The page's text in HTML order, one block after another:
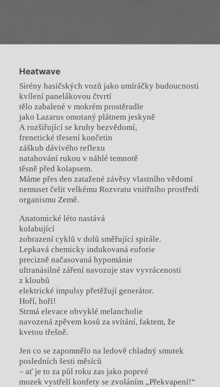
Heatwave
Sirény hasičských vozů jako umíráčky budoucnosti
kvílení panelákovou čtvrtí
tělo zabalené v mokrém prostěradle
jako Lazarus omotaný plátnem jeskyně
A rozšiřující se kruhy bezvědomí,
frenetické třesení končetin
záškub dávivého reflexu
natahování rukou v náhlé temnotě
těsně před kolapsem.
Máme přes den zatažené závěsy vlastního vědomí
nemuset čelit velkému Rozvratu vnitřního prostředí
organismu Země.
Anatomické léto nastává
kolabující
zobrazení cyklů v dolů směřující spirále.
Lepkavá chemicky indukovaná euforie
precizně načasovaná hypománie
ultranásilné záření navozuje stav vyvrácenosti
z kloubů
elektrické impulsy přetěžují generátor.
Hoří, hoří!
Strmá elevace obvyklé melancholie
navozená zpěvem kosů za svítání, faktem, že
kvetou třešně.
Jen co se zapomnělo na ledově chladný smutek
posledních šesti měsíců
– ať je to za půl roku zas jako poprvé
mozek vystřelí konfety se zvoláním „Překvapení!“